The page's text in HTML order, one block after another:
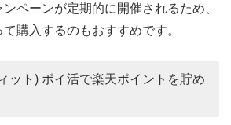
ペーンが定期的に開催されるため、
購入するのもおすすめです。
ット) ポイ活で楽天ポイントを貯め